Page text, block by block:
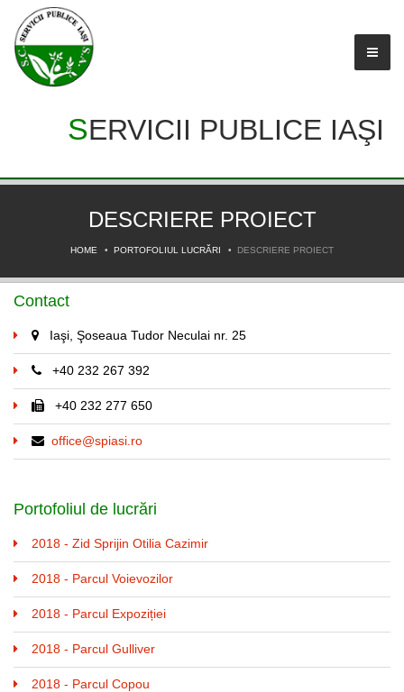
SERVICII PUBLICE IAŞI
DESCRIERE PROIECT
HOME PORTOFOLIUL LUCRĂRI DESCRIERE PROIECT
Contact
Iaşi, Şoseaua Tudor Neculai nr. 25
+40 232 267 392
+40 232 277 650
office@spiasi.ro
Portofoliul de lucrări
2018 - Zid Sprijin Otilia Cazimir
2018 - Parcul Voievozilor
2018 - Parcul Expoziției
2018 - Parcul Gulliver
2018 - Parcul Copou